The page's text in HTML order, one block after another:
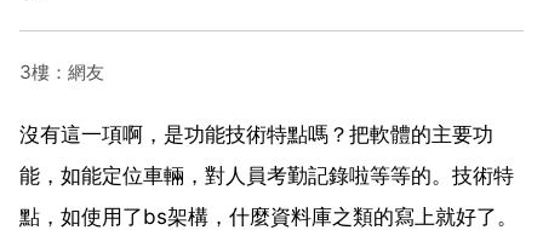
3樓：網友
沒有這一項啊，是功能技術特點嗎？把軟體的主要功
能，如能定位車輛，對人員考勤記錄啦等等的。技術特
點，如使用了bs架構，什麼資料庫之類的寫上就好了。